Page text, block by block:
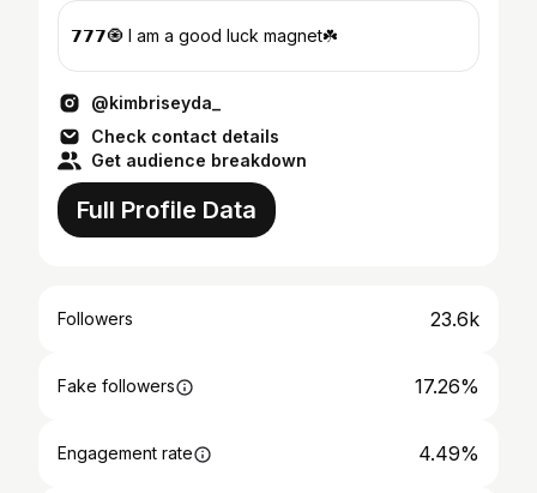
𝟳𝟳𝟳🧿 I am a good luck magnet☘️
@kimbriseyda_
Check contact details
Get audience breakdown
Full Profile Data
Followers 23.6k
Fake followers 17.26%
Engagement rate 4.49%